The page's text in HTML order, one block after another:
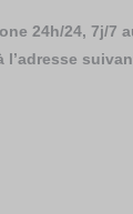
24h/24, 7j/7
l’adresse